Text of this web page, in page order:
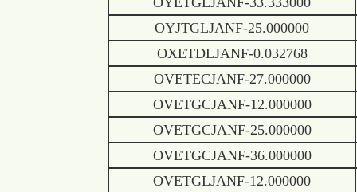
OYJTGLJANF-25.000000
OXETDLJANF-0.032768
OVETECJANF-27.000000
OVETGCJANF-12.000000
OVETGCJANF-25.000000
OVETGCJANF-36.000000
OVETGLJANF-12.000000